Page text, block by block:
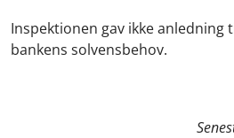
Inspektionen gav ikke anledning
bankens solvensbehov.